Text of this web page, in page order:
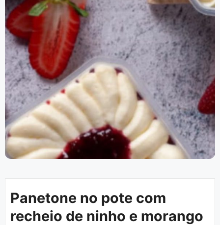
Panetone no pote com
recheio de ninho e morango